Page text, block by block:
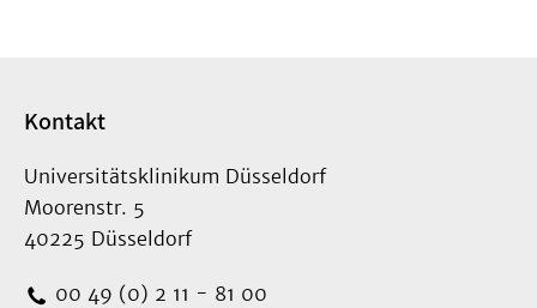
Kontakt
Universitätsklinikum Düsseldorf
Moorenstr. 5
40225 Düsseldorf
00 49 (0) 2 11 - 81 00